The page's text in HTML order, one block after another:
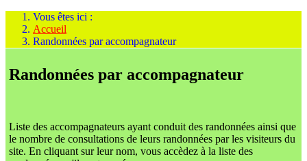
Vous êtes ici :
Accueil
Randonnées par accompagnateur
Randonnées par accompagnateur
Liste des accompagnateurs ayant conduit des randonnées ainsi que
le nombre de consultations de leurs randonnées par les visiteurs du
site. En cliquant sur leur nom, vous accèdez à la liste des